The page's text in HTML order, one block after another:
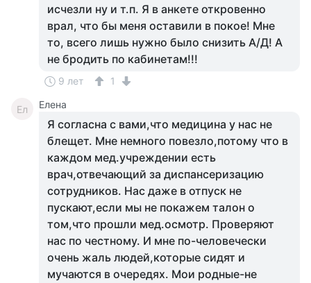
исчезли ну и т.п. Я в анкете откровенно
врал, что бы меня оставили в покое! Мне
то, всего лишь нужно было снизить А/Д! А
не бродить по кабинетам!!!
9 лет 1
Ел Елена
Я согласна с вами,что медицина у нас не
блещет. Мне немного повезло,потому что в
каждом мед.учреждении есть
врач,отвечающий за диспансеризацию
сотрудников. Нас даже в отпуск не
пускают,если мы не покажем талон о
том,что прошли мед.осмотр. Проверяют
нас по честному. И мне по-человечески
очень жаль людей,которые сидят и
мучаются в очередях. Мои родные-не